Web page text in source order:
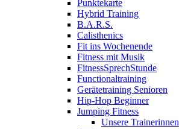
Punktekarte
Hybrid Training
B.A.R.S.
Calisthenics
Fit ins Wochenende
Fitness mit Musik
FitnessSprechStunde
Functionaltraining
Gerätetraining Senioren
Hip-Hop Beginner
Jumping Fitness
Unsere Trainerinnen